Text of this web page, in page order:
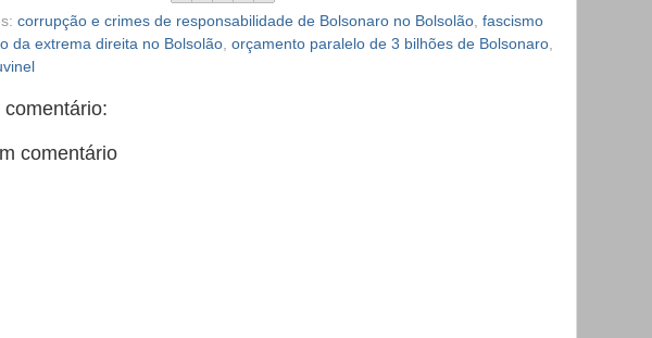
corrupção e crimes de responsabilidade de Bolsonaro no Bolsolão fascismo
da extrema direita no Bolsolão orçamento paralelo de 3 bilhões de Bolsonaro
comentário:
comentário